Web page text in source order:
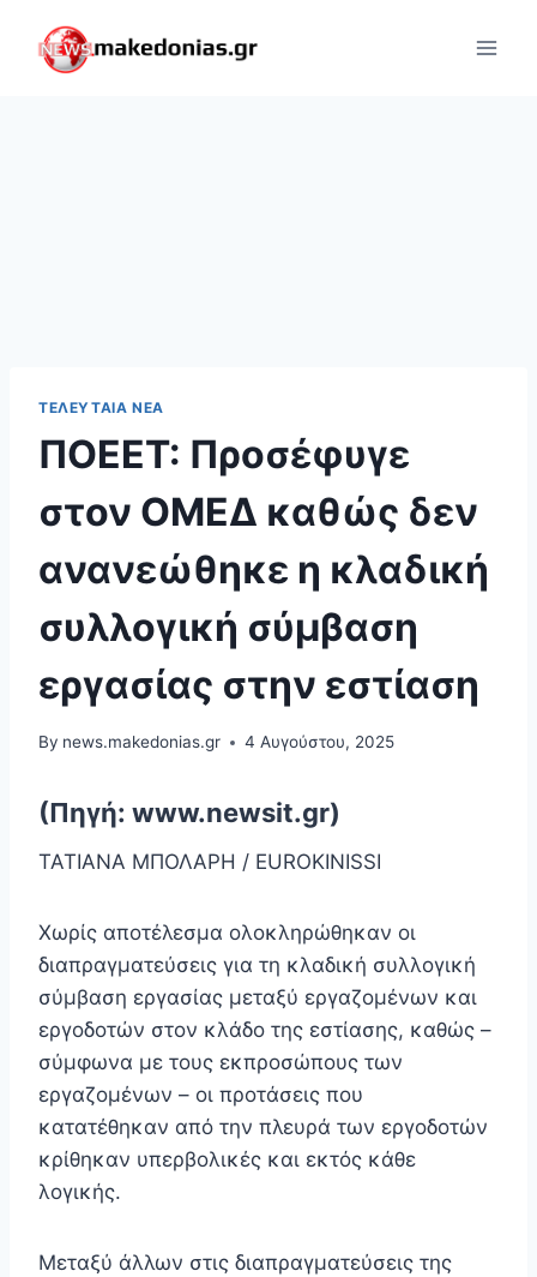
content
ΤΕΛΕΥΤΑΊΑ ΝΈΑ
ΠΟΕΕΤ: Προσέφυγε
στον ΟΜΕΔ καθώς δεν
ανανεώθηκε η κλαδική
συλλογική σύμβαση
εργασίας στην εστίαση
By news.makedonias.gr 4 Αυγούστου, 2025
(Πηγή: www.newsit.gr)
ΤΑΤΙΑΝΑ ΜΠΟΛΑΡΗ / EUROKINISSI
Χωρίς αποτέλεσμα ολοκληρώθηκαν οι
διαπραγματεύσεις για τη κλαδική συλλογική
σύμβαση εργασίας μεταξύ εργαζομένων και
εργοδοτών στον κλάδο της εστίασης, καθώς –
σύμφωνα με τους εκπροσώπους των
εργαζομένων – οι προτάσεις που
κατατέθηκαν από την πλευρά των εργοδοτών
κρίθηκαν υπερβολικές και εκτός κάθε
λογικής.
Μεταξύ άλλων στις διαπραγματεύσεις της